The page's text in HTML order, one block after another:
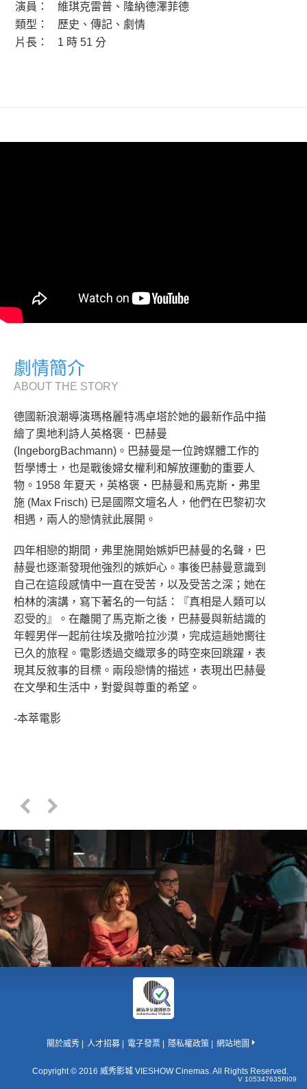
演員：
維琪克雷普、隆納德澤菲德
類型：
歷史、傳記、劇情
片長：
1 時 51 分
劇情簡介
ABOUT THE STORY
德國新浪潮導演瑪格麗特馮卓塔於她的最新作品中描
繪了奧地利詩人英格褒．巴赫曼
(IngeborgBachmann)。巴赫曼是一位跨媒體工作的
哲學博士，也是戰後婦女權利和解放運動的重要人
物。1958 年夏天，英格褒・巴赫曼和馬克斯・弗里
施 (Max Frisch) 已是國際文壇名人，他們在巴黎初次
相遇，兩人的戀情就此展開。
四年相戀的期間，弗里施開始嫉妒巴赫曼的名聲，巴
赫曼也逐漸發現他強烈的嫉妒心。事後巴赫曼意識到
自己在這段感情中一直在受苦，以及受苦之深；她在
柏林的演講，寫下著名的一句話：『真相是人類可以
忍受的』。在離開了馬克斯之後，巴赫曼與新結識的
年輕男伴一起前往埃及撒哈拉沙漠，完成這趟她嚮往
已久的旅程。電影透過交織眾多的時空來回跳躍，表
現其反敘事的目標。兩段戀情的描述，表現出巴赫曼
在文學和生活中，對愛與尊重的希望。
-本萃電影
Copyright © 2016 威秀影城 VIESHOW Cinemas. All Rights Reserved.
關於威秀 人才招募 電子發票 隱私權政策 網站地圖
V 105347635RI09